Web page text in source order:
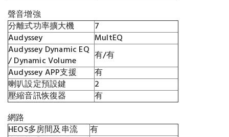
聲音增強
分離式功率擴大機
7
Audyssey
MultEQ
Audyssey Dynamic EQ
/ Dynamic Volume
有/有
Audyssey APP支援
有
喇叭設定預設鍵
2
壓縮音訊恢復器
有
網路
HEOS多房間及串流
有